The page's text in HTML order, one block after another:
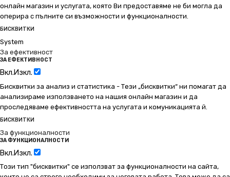
онлайн магазин и услугата, която Ви предоставяме не би могла да
оперира с пълните си възможности и функционалности.
БИСКВИТКИ
System
За ефективност
ЗА ЕФЕКТИВНОСТ
Вкл.Изкл.
Бисквитки за анализ и статистика - Тези „бисквитки“ ни помагат да
анализираме използването на нашия онлайн магазин и да
проследяваме ефективността на услугата и комуникацията й.
БИСКВИТКИ
За функционалности
ЗА ФУНКЦИОНАЛНОСТИ
Вкл.Изкл.
Този тип "бисквитки" се използват за функционалности на сайта,